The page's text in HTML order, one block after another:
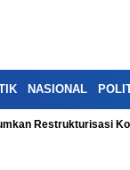
NASIONAL
Restrukturisasi